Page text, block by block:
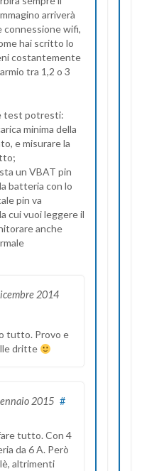
arriverà
connessione wifi,
hai scritto lo
costantemente
tra 1,2 o 3
test potresti:
minima della
e misurare la
un VBAT pin
batteria con lo
pin va
cui vuoi leggere il
anche
2014
tutto. Provo e
dritte
2015 #
tutto. Con 4
da 6 A. Però
altrimenti